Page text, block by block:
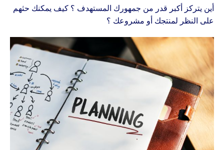
أين يتركز أكبر قدر من جمهورك المستهدف ؟ كيف يمكنك حثهم
على النظر لمنتجك أو مشروعك ؟